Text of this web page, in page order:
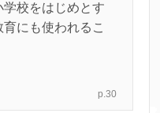
校をはじめとす
にも使われるこ
p.30